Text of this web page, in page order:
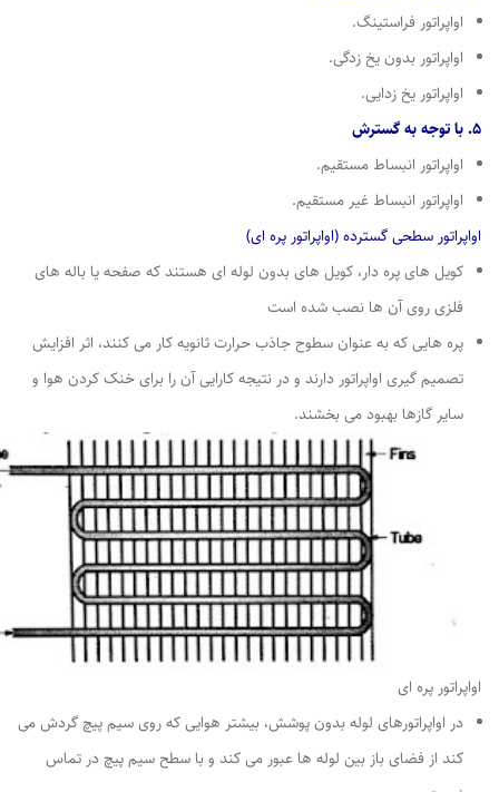
اواپراتور فراستینگ.
اواپراتور بدون یخ زدگی.
اواپراتور یخ زدایی.
5. با توجه به گسترش
اواپراتور انبساط مستقیم.
اواپراتور انبساط غیر مستقیم.
اواپراتور سطحی گسترده (اواپراتور پره ای)
کویل های پره دار، کویل های بدون لوله ای هستند که صفحه یا باله های
فلزی روی آن ها نصب شده است
پره هایی که به عنوان سطوح جاذب حرارت ثانویه کار می کنند، اثر افزایش
تصمیم گیری اواپراتور دارند و در نتیجه کارایی آن را برای خنک کردن هوا و
سایر گازها بهبود می بخشند.
اواپراتور پره ای
در اواپراتورهای لوله بدون پوشش، بیشتر هوایی که روی سیم پیچ گردش می
کند از فضای باز بین لوله ها عبور می کند و با سطح سیم پیچ در تماس